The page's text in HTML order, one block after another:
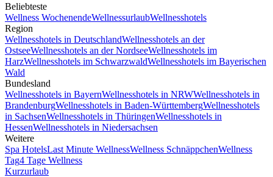
Beliebteste
Wellness WochenendeWellnessurlaubWellnesshotels
Region
Wellnesshotels in DeutschlandWellnesshotels an der
OstseeWellnesshotels an der NordseeWellnesshotels im
HarzWellnesshotels im SchwarzwaldWellnesshotels im Bayerischen
Wald
Bundesland
Wellnesshotels in BayernWellnesshotels in NRWWellnesshotels in
BrandenburgWellnesshotels in Baden-WürttembergWellnesshotels
in SachsenWellnesshotels in ThüringenWellnesshotels in
HessenWellnesshotels in Niedersachsen
Weitere
Spa HotelsLast Minute WellnessWellness SchnäppchenWellness
Tag4 Tage Wellness
Kurzurlaub